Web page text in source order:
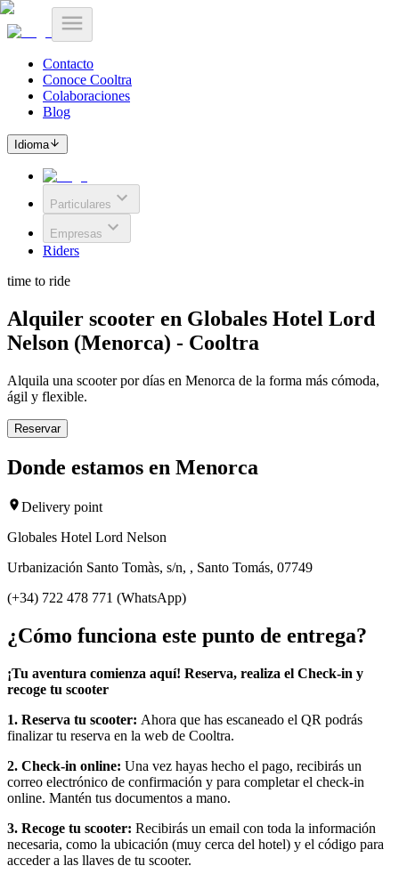
Contacto
Conoce Cooltra
Colaboraciones
Blog
Idioma
Particulares
Empresas
Riders
time to ride
Alquiler scooter en Globales Hotel Lord
Nelson (Menorca) - Cooltra
Alquila una scooter por días en Menorca de la forma más cómoda,
ágil y flexible.
Reservar
Donde estamos en Menorca
Delivery point
Globales Hotel Lord Nelson
Urbanización Santo Tomàs, s/n, , Santo Tomás, 07749
(+34) 722 478 771 (WhatsApp)
¿Cómo funciona este punto de entrega?
¡Tu aventura comienza aquí! Reserva, realiza el Check-in y
recoge tu scooter
1. Reserva tu scooter: Ahora que has escaneado el QR podrás
finalizar tu reserva en la web de Cooltra.
2. Check-in online: Una vez hayas hecho el pago, recibirás un
correo electrónico de confirmación y para completar el check-in
online. Mantén tus documentos a mano.
3. Recoge tu scooter: Recibirás un email con toda la información
necesaria, como la ubicación (muy cerca del hotel) y el código para
acceder a las llaves de tu scooter.